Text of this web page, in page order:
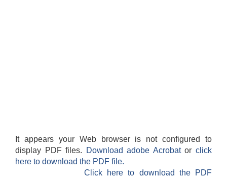
It appears your Web browser is not configured to
display PDF files.
Download adobe Acrobatorclick
here to download the PDF file.
Click here to download the PDF